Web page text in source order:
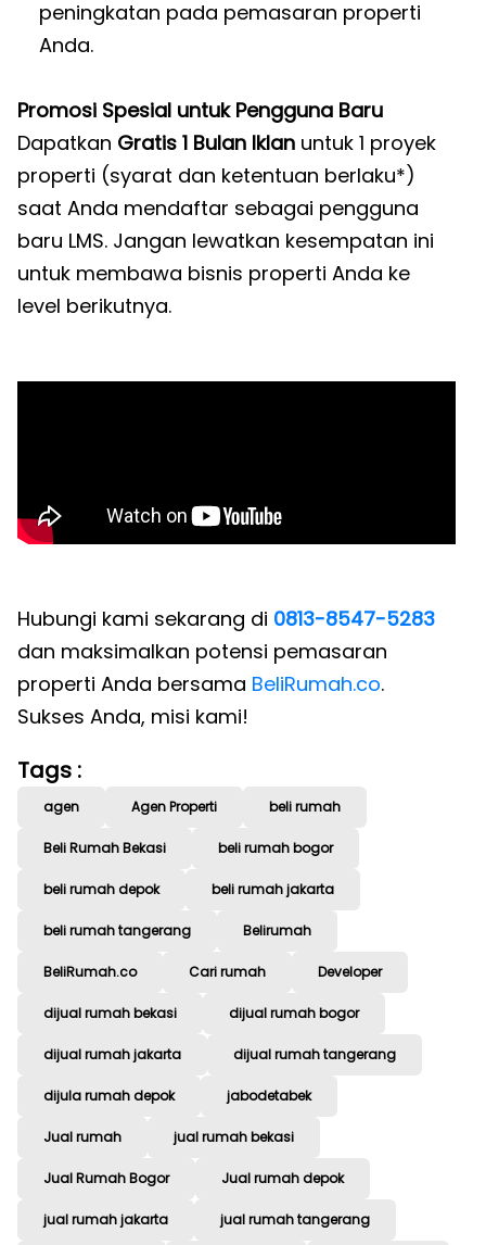
peningkatan pada pemasaran properti
Anda.
Promosi Spesial untuk Pengguna Baru
Dapatkan Gratis 1 Bulan Iklan untuk 1 proyek
properti (syarat dan ketentuan berlaku*)
saat Anda mendaftar sebagai pengguna
baru LMS. Jangan lewatkan kesempatan ini
untuk membawa bisnis properti Anda ke
level berikutnya.
Hubungi kami sekarang di 0813-8547-5283
dan maksimalkan potensi pemasaran
properti Anda bersama BeliRumah.co.
Sukses Anda, misi kami!
Tags :
agen Agen Properti beli rumah
Beli Rumah Bekasi beli rumah bogor
beli rumah depok beli rumah jakarta
beli rumah tangerang Belirumah
BeliRumah.co Cari rumah Developer
dijual rumah bekasi dijual rumah bogor
dijual rumah jakarta dijual rumah tangerang
dijula rumah depok jabodetabek
Jual rumah jual rumah bekasi
Jual Rumah Bogor Jual rumah depok
jual rumah jakarta jual rumah tangerang